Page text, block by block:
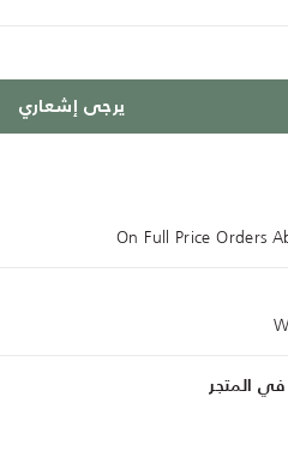
يرجى إشعاري
On Full Price Orders
المتجر